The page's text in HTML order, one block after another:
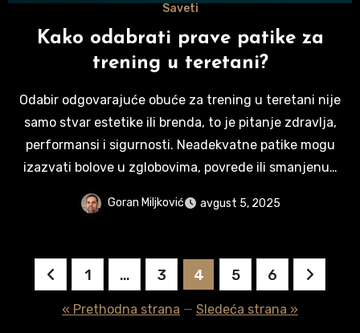
Saveti
Kako odabrati prave patike za
trening u teretani?
Odabir odgovarajuće obuće za trening u teretani nije
samo stvar estetike ili brenda, to je pitanje zdravlja,
performansi i sigurnosti. Neadekvatne patike mogu
izazvati bolove u zglobovima, povrede ili smanjenu…
Goran Miljković avgust 5, 2025
Paginacija
članaka
1 … 3 4 5 6
« Prethodna strana — Sledeća strana »